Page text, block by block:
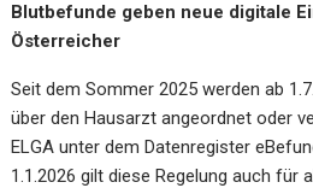
Blutbefunde geben neue digitale
Österreicher
Seit dem Sommer 2025 werden ab
über den Hausarzt angeordnet oder
ELGA unter dem Datenregister
1.1.2026 gilt diese Regelung auch für